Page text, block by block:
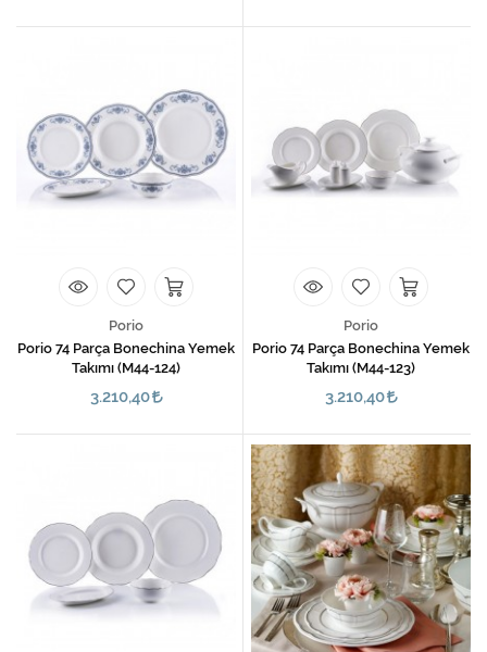
Porio
Porio 74 Parça Bonechina Yemek
Takımı (M44-124)
3.210,40
Porio
Porio 74 Parça Bonechina Yemek
Takımı (M44-123)
3.210,40